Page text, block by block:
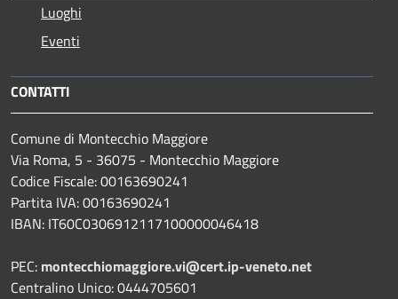
Luoghi
Eventi
CONTATTI
Comune di Montecchio Maggiore
Via Roma, 5 - 36075 - Montecchio Maggiore
Codice Fiscale: 00163690241
Partita IVA: 00163690241
IBAN: IT60C0306912117100000046418
PEC: montecchiomaggiore.vi@cert.ip-veneto.net
Centralino Unico: 0444705601